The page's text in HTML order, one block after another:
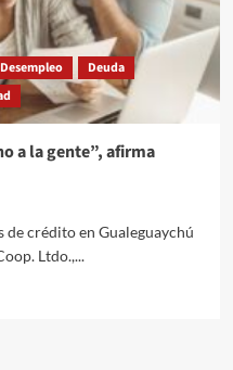
Desempleo
Deuda
a la gente”, afirma
crédito en Gualeguaychú
Ltdo.,...